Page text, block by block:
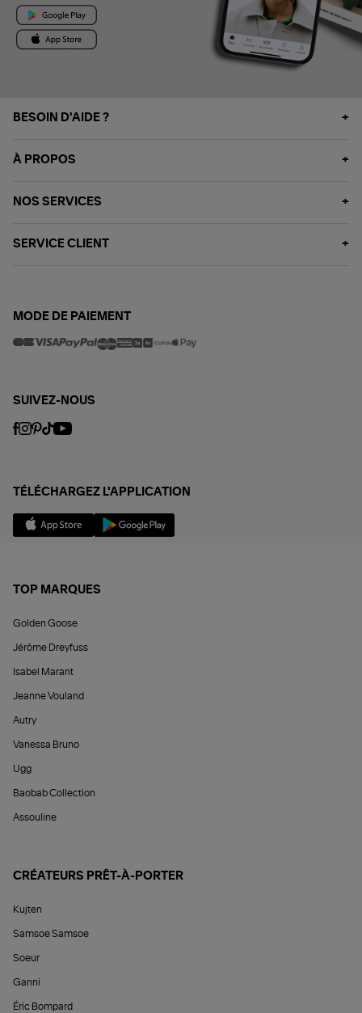
BESOIN D'AIDE ?
À PROPOS
NOS SERVICES
SERVICE CLIENT
MODE DE PAIEMENT
SUIVEZ-NOUS
TÉLÉCHARGEZ L'APPLICATION
TOP MARQUES
Golden Goose
Jérôme Dreyfuss
Isabel Marant
Jeanne Vouland
Autry
Vanessa Bruno
Ugg
Baobab Collection
Assouline
CRÉATEURS PRÊT-À-PORTER
Kujten
Samsoe Samsoe
Soeur
Ganni
Éric Bompard